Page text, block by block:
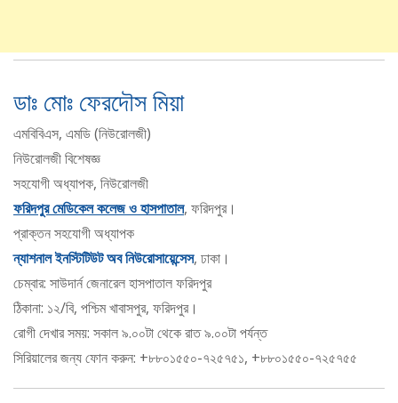
ডাঃ মোঃ ফেরদৌস মিয়া
এমবিবিএস, এমডি (নিউরোলজী)
নিউরোলজী বিশেষজ্ঞ
সহযোগী অধ্যাপক, নিউরোলজী
ফরিদপুর মেডিকেল কলেজ ও হাসপাতাল, ফরিদপুর।
প্রাক্তন সহযোগী অধ্যাপক
ন্যাশনাল ইনস্টিটিউট অব নিউরোসায়েন্সেস, ঢাকা।
চেম্বার: সাউদার্ন জেনারেল হাসপাতাল ফরিদপুর
ঠিকানা: ১২/বি, পশ্চিম খাবাসপুর, ফরিদপুর।
রোগী দেখার সময়: সকাল ৯.০০টা থেকে রাত ৯.০০টা পর্যন্ত
সিরিয়ালের জন্য ফোন করুন: +৮৮০১৫৫০-৭২৫৭৫১, +৮৮০১৫৫০-৭২৫৭৫৫